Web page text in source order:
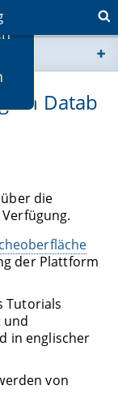
Datab
die
der Plattform
Tutorials
und
in englischer
von